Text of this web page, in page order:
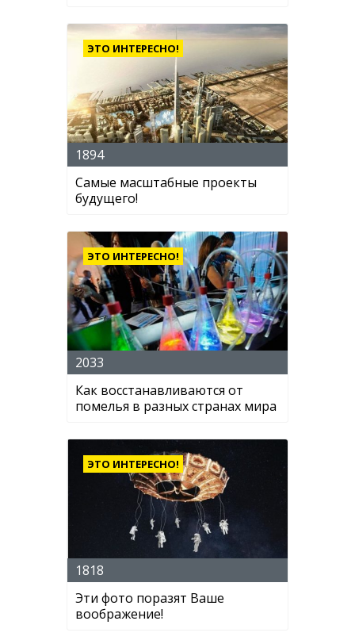
ЭТО ИНТЕРЕСНО!
1894
Самые масштабные проекты
будущего!
ЭТО ИНТЕРЕСНО!
2033
Как восстанавливаются от
помелья в разных странах мира
ЭТО ИНТЕРЕСНО!
1818
Эти фото поразят Ваше
воображение!